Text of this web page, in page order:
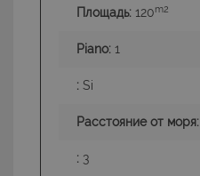
Площадь: 120m2
Piano: 1
: Si
Расстояние от моря:
: 3